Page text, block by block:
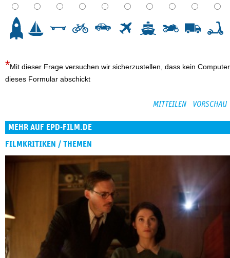
Mit dieser Frage versuchen wir sicherzustellen, dass kein Computer
dieses Formular abschickt
MEHR AUF EPD-FILM.DE
FILMKRITIKEN / THEMEN